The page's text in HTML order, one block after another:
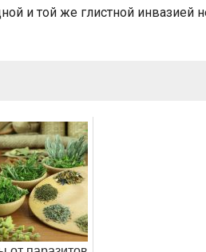
и той же глистной инвазией